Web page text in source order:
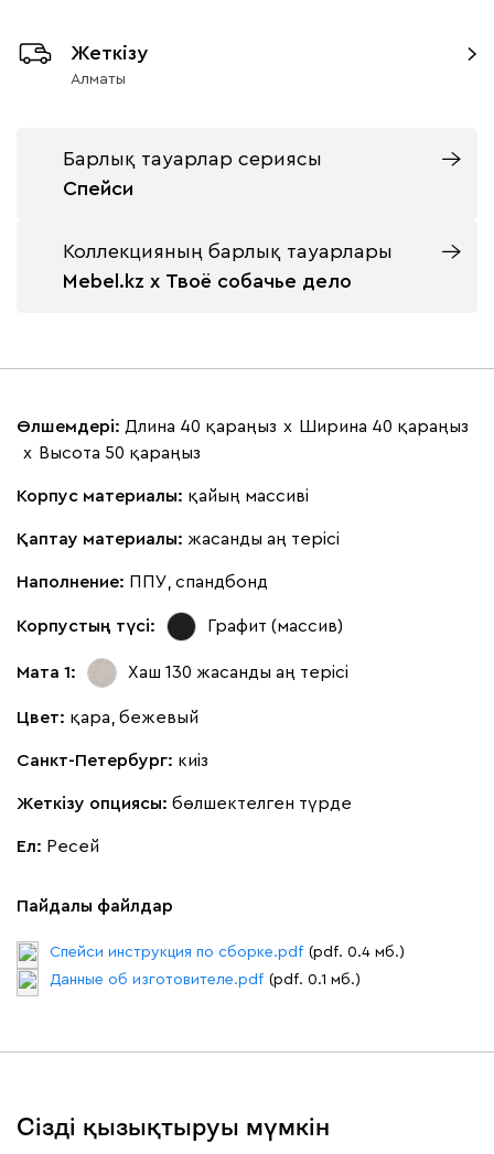
Жеткізу
Алматы
Барлық тауарлар сериясы
Спейси
Коллекцияның барлық тауарлары
Mebel.kz x Твоё собачье дело
Өлшемдері: Длина 40 қараңыз х Ширина 40 қараңыз
х Высота 50 қараңыз
Корпус материалы: қайың массиві
Қаптау материалы: жасанды аң терісі
Наполнение: ППУ, спандбонд
Корпустың түсі: Графит (массив)
Мата 1: Хаш 130 жасанды аң терісі
Цвет: қара, бежевый
Санкт-Петербург: киіз
Жеткізу опциясы: бөлшектелген түрде
Ел: Ресей
Пайдалы файлдар
Спейси инструкция по сборке.pdf (pdf. 0.4 мб.)
Данные об изготовителе.pdf (pdf. 0.1 мб.)
Сізді қызықтыруы мүмкін